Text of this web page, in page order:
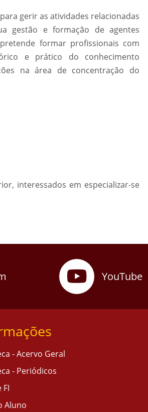
gerir as atividades relacionadas
gestão e formação de agentes
formar profissionais com
e prático do conhecimento
na área de concentração do
interessados em especializar-se
YouTube
- Acervo Geral
- Periódicos
FI
Aluno